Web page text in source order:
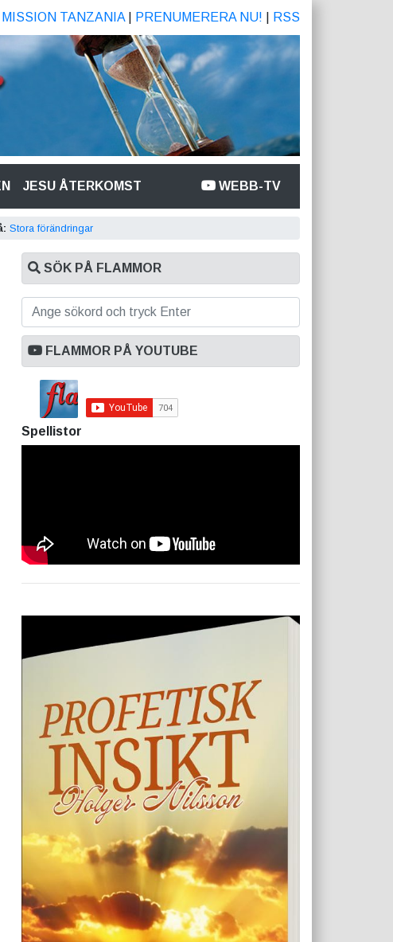
MISSION TANZANIA| PRENUMERERA NU! RSS
JESU ÅTERKOMST WEBB-TV
Stora förändringar
SÖK PÅ FLAMMOR
FLAMMOR PÅ YOUTUBE
Spellistor